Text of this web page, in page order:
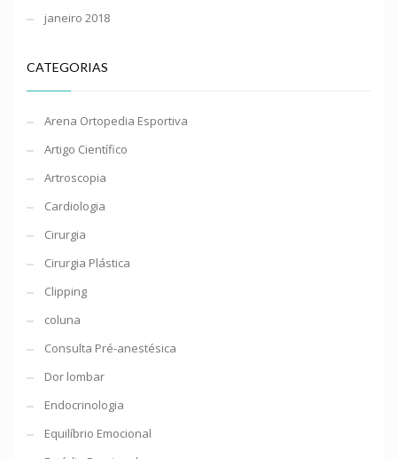
janeiro 2018
CATEGORIAS
Arena Ortopedia Esportiva
Artigo Científico
Artroscopia
Cardiologia
Cirurgia
Cirurgia Plástica
Clipping
coluna
Consulta Pré-anestésica
Dor lombar
Endocrinologia
Equilíbrio Emocional